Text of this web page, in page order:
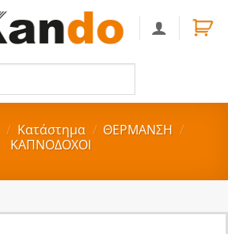
/ Κατάστημα / ΘΕΡΜΑΝΣΗ /
ΚΑΠΝΟΔΟΧΟΙ